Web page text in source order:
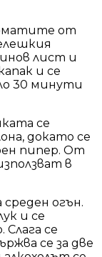
от
лист и
и се
30 минути
се
докато се
пипер. От
в
огън.
и се
Слага се
се за две